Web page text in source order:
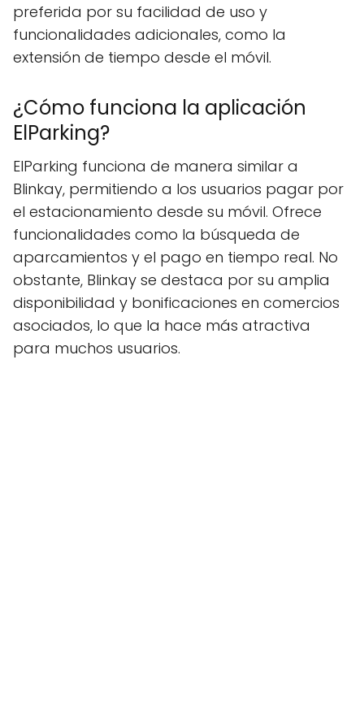
preferida por su facilidad de uso y
funcionalidades adicionales, como la
extensión de tiempo desde el móvil.
¿Cómo funciona la aplicación
ElParking?
ElParking funciona de manera similar a
Blinkay, permitiendo a los usuarios pagar por
el estacionamiento desde su móvil. Ofrece
funcionalidades como la búsqueda de
aparcamientos y el pago en tiempo real. No
obstante, Blinkay se destaca por su amplia
disponibilidad y bonificaciones en comercios
asociados, lo que la hace más atractiva
para muchos usuarios.